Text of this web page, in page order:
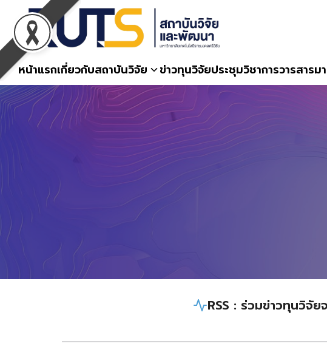
content
หน้าแรกเกี่ยวกับสถาบันวิจัย ข่าวทุนวิจัยประชุมวิชาการวารสารม
Search
RSS : ร่วมข่าวทุนวิจั